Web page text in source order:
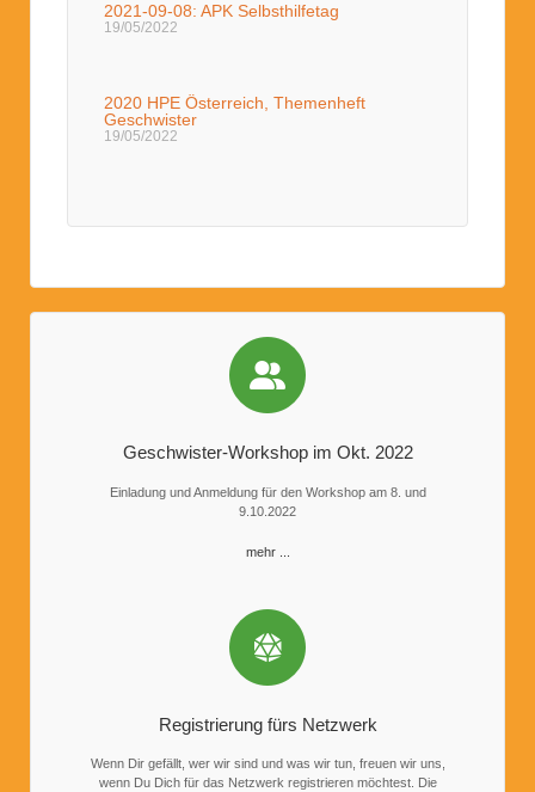
2021-09-08: APK Selbsthilfetag
19/05/2022
2020 HPE Österreich, Themenheft
Geschwister
19/05/2022
Geschwister-Workshop im Okt. 2022
Einladung und Anmeldung für den Workshop am 8. und
9.10.2022
mehr ...
Registrierung fürs Netzwerk
Wenn Dir gefällt, wer wir sind und was wir tun, freuen wir uns,
wenn Du Dich für das Netzwerk registrieren möchtest. Die